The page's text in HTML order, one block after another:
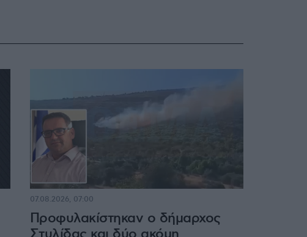
Προφυλακίστηκαν ο δήμαρχος
07.08.2026, 07:00